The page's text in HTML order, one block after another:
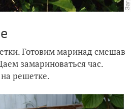
Готовим маринад смешав
замариноваться час.
решетке.